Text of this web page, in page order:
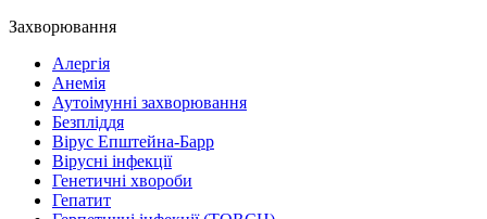
Захворювання
Алергія
Анемія
Аутоімунні захворювання
Безпліддя
Вірус Епштейна-Барр
Вірусні інфекції
Генетичні хвороби
Гепатит